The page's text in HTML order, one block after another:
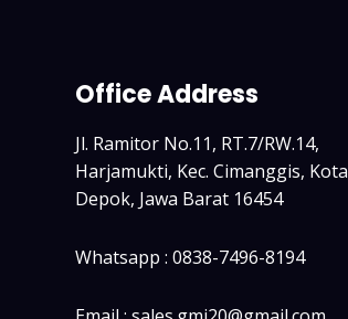
Office Address
Jl. Ramitor No.11, RT.7/RW.14,
Harjamukti, Kec. Cimanggis, Kota
Depok, Jawa Barat 16454
Whatsapp : 0838-7496-8194